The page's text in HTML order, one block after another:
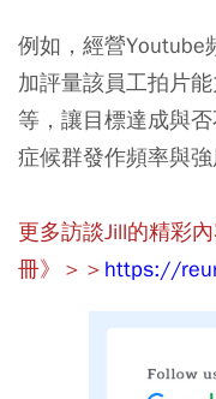
例如，經營Youtube
加評量該員工拍片
等，讓目標達成與
症候群發作頻率與強
更多訪談Jill的精彩
冊》＞＞ https://